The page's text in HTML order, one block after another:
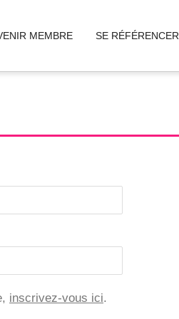
MEMBRE SE RÉFÉRENCER
inscrivez-vous ici.